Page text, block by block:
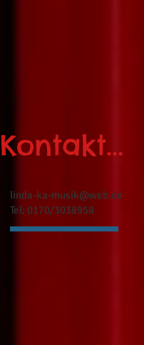
Kontakt...
linda-ka-musik@web.de
Tel: 0170/3038958